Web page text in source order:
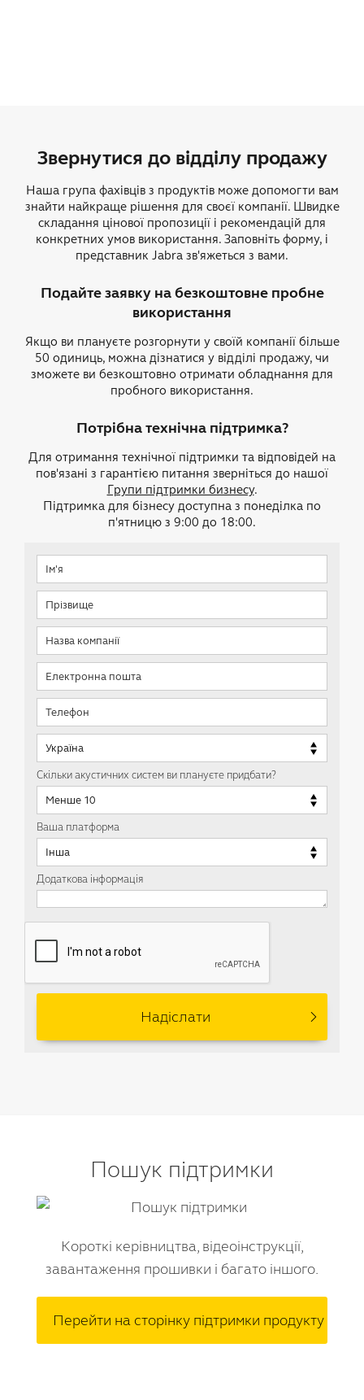
Звернутися до відділу продажу
Наша група фахівців з продуктів може допомогти вам
знайти найкраще рішення для своєї компанії. Швидке
складання цінової пропозиції і рекомендацій для
конкретних умов використання. Заповніть форму, і
представник Jabra зв'яжеться з вами.
Подайте заявку на безкоштовне пробне
використання
Якщо ви плануєте розгорнути у своїй компанії більше
50 одиниць, можна дізнатися у відділі продажу, чи
зможете ви безкоштовно отримати обладнання для
пробного використання.
Потрібна технічна підтримка?
Для отримання технічної підтримки та відповідей на
пов'язані з гарантією питання зверніться до нашої
Групи підтримки бизнесу.
Підтримка для бізнесу доступна з понеділка по
п'ятницю з 9:00 до 18:00.
Скільки акустичних систем ви плануєте придбати?
Ваша платформа
Додаткова інформація
Пошук підтримки
Короткі керівництва, відеоінструкції,
завантаження прошивки і багато іншого.
Перейти на сторінку підтримки продукту